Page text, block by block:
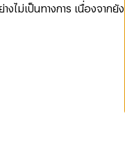
ไม่เป็นทางการ เนื่องจากยัง